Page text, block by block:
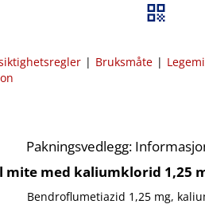
| Bruksmåte |
Pakningsvedlegg:
mite med kaliumklorid 1,25
Bendroflumetiazid 1,25 mg,